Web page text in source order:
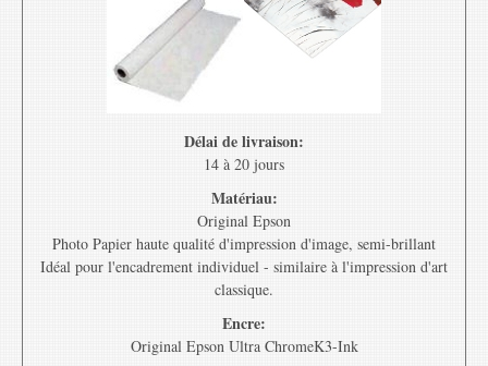
Délai de livraison:
14 à 20 jours
Matériau:
Original Epson
Photo Papier haute qualité d'impression d'image, semi-brillant
Idéal pour l'encadrement individuel - similaire à l'impression d'art
classique.
Encre:
Original Epson Ultra ChromeK3-Ink